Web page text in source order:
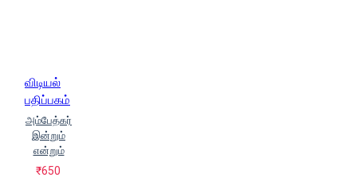
விடியல்
பதிப்பகம்
அம்பேத்கர்
இன்றும்
என்றும்
₹650